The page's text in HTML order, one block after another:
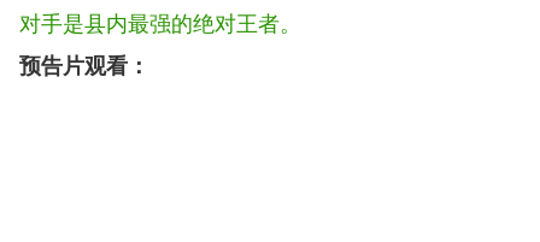
对手是县内最强的绝对王者。
预告片观看：